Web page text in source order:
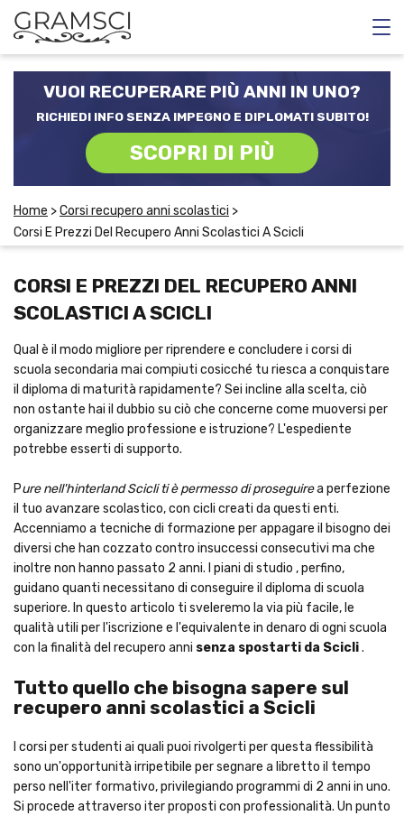
SCUOLE DI INGLESE
VUOI RECUPERARE PIÙ ANNI IN UNO?
RICHIEDI INFO SENZA IMPEGNO E DIPLOMATI SUBITO!
SCOPRI DI PIÙ
Home >Corsi recupero anni scolastici >
Corsi E Prezzi Del Recupero Anni Scolastici A Scicli
CORSI E PREZZI DEL RECUPERO ANNI
SCOLASTICI A SCICLI
Qual è il modo migliore per riprendere e concludere i corsi di
scuola secondaria mai compiuti cosicché tu riesca a conquistare
il diploma di maturità rapidamente? Sei incline alla scelta, ciò
non ostante hai il dubbio su ciò che concerne come muoversi per
organizzare meglio professione e istruzione? L'espediente
potrebbe esserti di supporto.
Pure nell'hinterland Scicli ti è permesso di proseguirea perfezione
il tuo avanzare scolastico, con cicli creati da questi enti.
Accenniamo a tecniche di formazione per appagare il bisogno dei
diversi che han cozzato contro insuccessi consecutivi ma che
inoltre non hanno passato 2 anni. I piani di studio , perfino,
guidano quanti necessitano di conseguire il diploma di scuola
superiore. In questo articolo ti sveleremo la via più facile, le
qualità utili per l'iscrizione e l'equivalente in denaro di ogni scuola
con la finalità del recupero anni senza spostarti da Scicli.
Tutto quello che bisogna sapere sul
recupero anni scolastici a Scicli
I corsi per studenti ai quali puoi rivolgerti per questa flessibilità
sono un'opportunità irripetibile per segnare a libretto il tempo
perso nell'iter formativo, privilegiando programmi di 2 anni in uno.
Si procede attraverso iter proposti con professionalità. Un punto